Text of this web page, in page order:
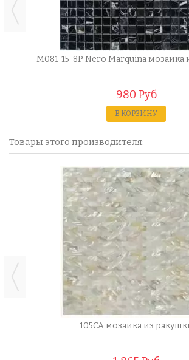
M081-15-8P Nero Marquina мозаика
980 Руб
В КОРЗИНУ
Товары этого производителя:
105CA мозаика из